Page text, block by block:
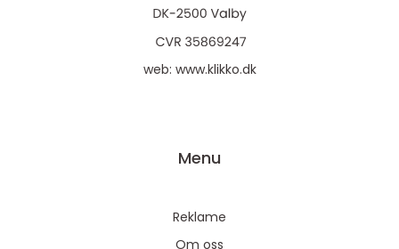
web: www.klikko.dk
Menu
Reklame
Om oss